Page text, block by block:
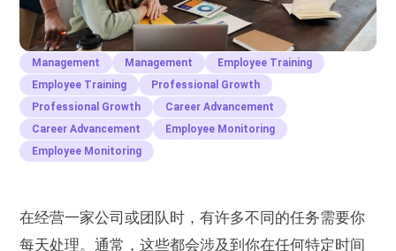
Management Management
Employee Training
Employee Training
Professional Growth
Professional Growth
Career Advancement
Career Advancement
Employee Monitoring
Employee Monitoring
在经营一家公司或团队时，有许多不同的任务需要你
每天处理。通常，这些都会涉及到你在任何特定时间